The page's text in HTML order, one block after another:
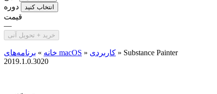
دوره انتخاب کنید
قیمت
—
خرید + تحویل آنی
خانه » برنامه‌های macOS » کاربردی » Substance Painter
2019.1.0.3020